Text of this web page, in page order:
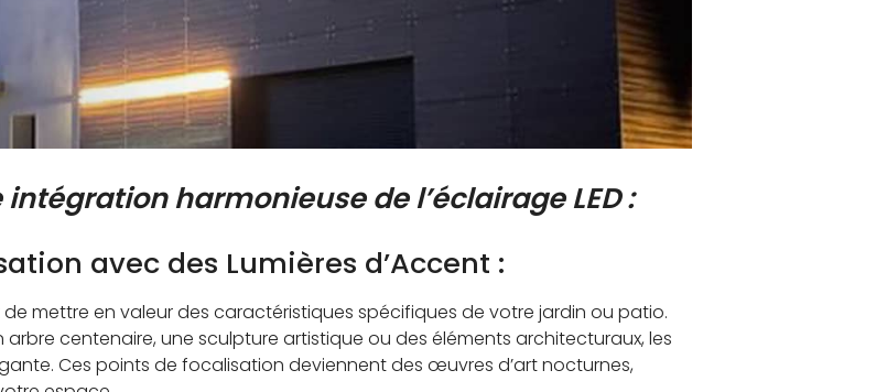
harmonieuse de l’éclairage LED :
avec des Lumières d’Accent :
de mettre en valeur des caractéristiques spécifiques de votre jardin ou patio.
centenaire, une sculpture artistique ou des éléments architecturaux, les
Ces points de focalisation deviennent des œuvres d’art nocturnes,